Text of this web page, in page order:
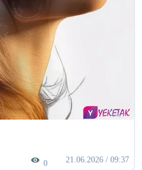
0 21.06.2026 / 09:37